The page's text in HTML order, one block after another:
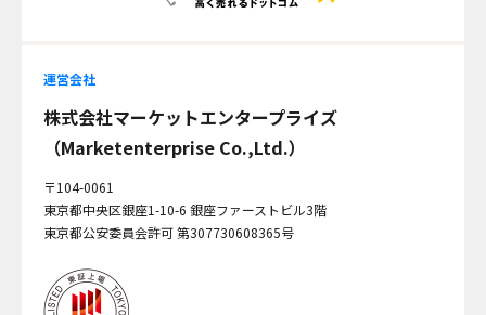
運営会社
株式会社マーケットエンタープライズ
（Marketenterprise Co.,Ltd.）
〒104-0061
東京都中央区銀座1-10-6 銀座ファーストビル3階
東京都公安委員会許可 第307730608365号